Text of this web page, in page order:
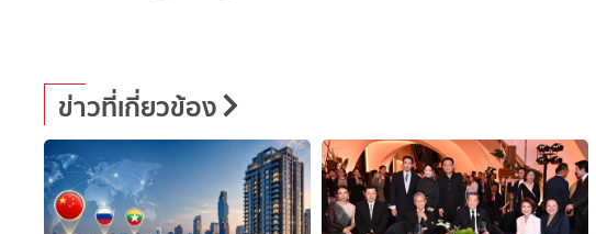
ข่าวที่เกี่ยวข้อง